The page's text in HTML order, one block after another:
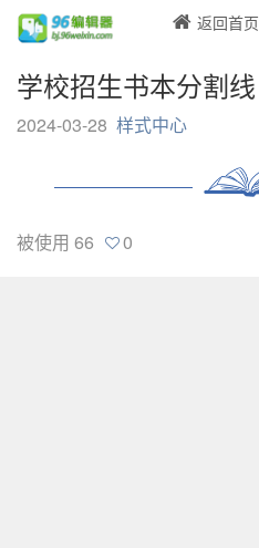
返回首页
学校招生书本分割线
2024-03-28 样式中心
被使用 66 0